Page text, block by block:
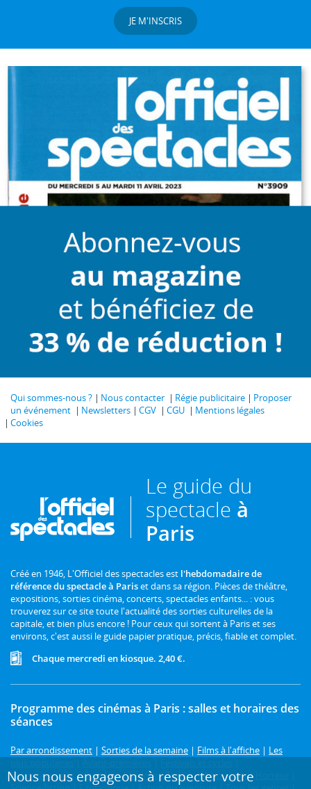
JE M'INSCRIS
Qui sommes-nous ? Nous contacter Régie publicitaire
Proposer
un événement
Newsletters CGV CGU
Mentions légales
Cookies
Le guide du
spectacle à
Paris
Créé en 1946, L'Officiel des spectacles est l'hebdomadaire de
référence du spectacle à Pariset dans sa région. Pièces de théâtre,
expositions, sorties cinéma, concerts, spectacles enfants... : vous
trouverez sur ce site toute l'actualité des sorties culturelles de la
capitale, et bien plus encore ! Pour ceux qui sortent à Paris et ses
environs, c'est aussi le guide papier pratique, précis, fiable et complet.
Chaque mercredi en kiosque. 2,40 €.
Programme des cinémas à Paris : salles et horaires des
séances
Par arrondissement | Sorties de la semaine | Films à l'affiche | Les
Prochainement |Comédie|Drame |Thriller|Animation|
Nous nous engageons à respecter votre